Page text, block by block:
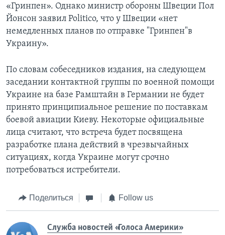
«Гринпен». Однако министр обороны Швеции Пол
Йонсон заявил Politico, что у Швеции «нет
немедленных планов по отправке "Гринпен"в
Украину».
По словам собеседников издания, на следующем
заседании контактной группы по военной помощи
Украине на базе Рамштайн в Германии не будет
принято принципиальное решение по поставкам
боевой авиации Киеву. Некоторые официальные
лица считают, что встреча будет посвящена
разработке плана действий в чрезвычайных
ситуациях, когда Украине могут срочно
потребоваться истребители.
Поделиться Follow us
Служба новостей «Голоса Америки»